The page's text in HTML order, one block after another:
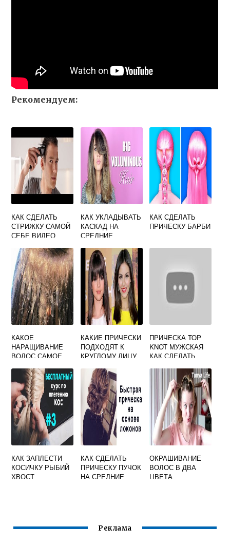
Рекомендуем:
КАК СДЕЛАТЬ
СТРИЖКУ САМОЙ
СЕБЕ ВИДЕО
КАК УКЛАДЫВАТЬ
КАСКАД НА
СРЕДНИЕ
КАК СДЕЛАТЬ
ПРИЧЕСКУ БАРБИ
КАКОЕ
НАРАЩИВАНИЕ
ВОЛОС САМОЕ
КАКИЕ ПРИЧЕСКИ
ПОДХОДЯТ К
КРУГЛОМУ ЛИЦУ
ПРИЧЕСКА TOP
KNOT МУЖСКАЯ
КАК СДЕЛАТЬ
КАК ЗАПЛЕСТИ
КОСИЧКУ РЫБИЙ
ХВОСТ
КАК СДЕЛАТЬ
ПРИЧЕСКУ ПУЧОК
НА СРЕДНИЕ
ОКРАШИВАНИЕ
ВОЛОС В ДВА
ЦВЕТА
Реклама